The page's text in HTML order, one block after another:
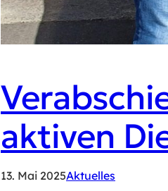
aktiven
13. Mai 2025Aktuelles